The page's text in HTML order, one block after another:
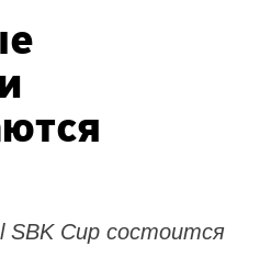
SBK Cup состоится